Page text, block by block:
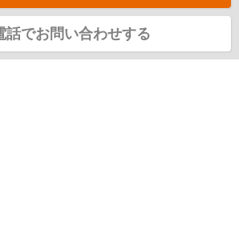
話でお問い合わせする